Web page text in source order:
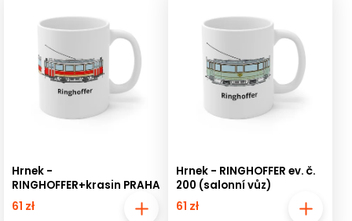
Najczęściej
sprzedawane
Alfabetycznie
Hrnek -
RINGHOFFER+krasin PRAHA
61 zł
Hrnek - RINGHOFFER ev. č.
200 (salonní vůz)
61 zł